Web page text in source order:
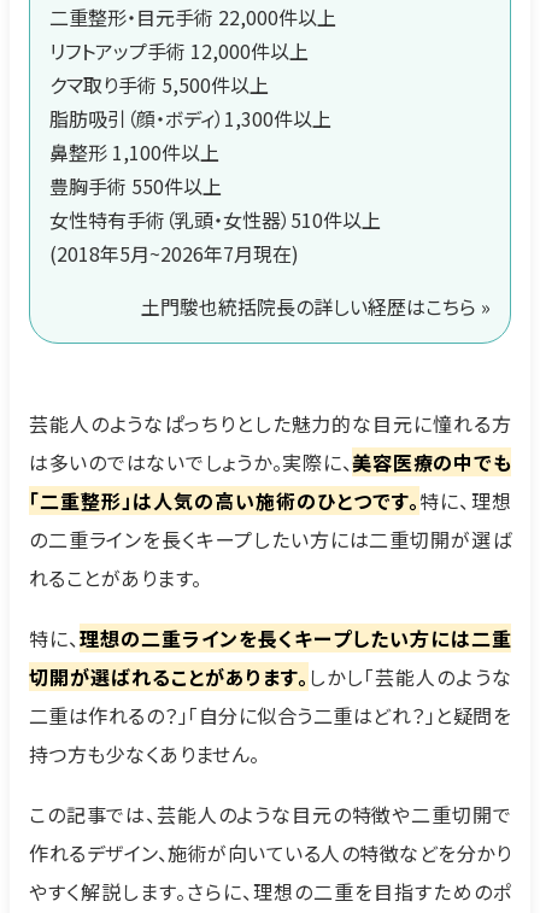
二重整形・目元手術 22,000件以上
リフトアップ手術 12,000件以上
クマ取り手術 5,500件以上
脂肪吸引（顔・ボディ）1,300件以上
鼻整形 1,100件以上
豊胸手術 550件以上
女性特有手術（乳頭・女性器）510件以上
(2018年5月~2026年7月現在)
土門駿也統括院長の詳しい経歴はこちら »
芸能人のようなぱっちりとした魅力的な目元に憧れる方
は多いのではないでしょうか。実際に、美容医療の中でも
「二重整形」は人気の高い施術のひとつです。特に、理想
の二重ラインを長くキープしたい方には二重切開が選ば
れることがあります。
特に、理想の二重ラインを長くキープしたい方には二重
切開が選ばれることがあります。 しかし「芸能人のような
二重は作れるの？」「自分に似合う二重はどれ？」と疑問を
持つ方も少なくありません。
この記事では、芸能人のような目元の特徴や二重切開で
作れるデザイン、施術が向いている人の特徴などを分かり
やすく解説します。さらに、理想の二重を目指すためのポ